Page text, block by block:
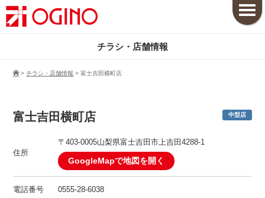
チラシ・店舗情報
>チラシ・店舗情報 >富士吉田横町店
富士吉田横町店 中型店
住所
〒403-0005山梨県富士吉田市上吉田4288-1
GoogleMapで地図を開く
電話番号 0555-28-6038